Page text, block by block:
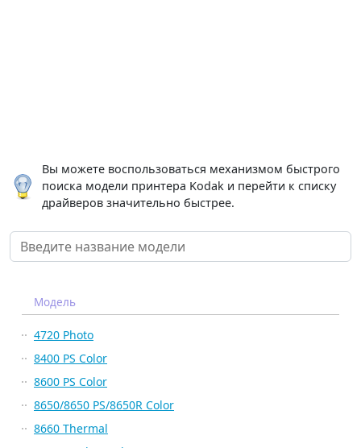
Вы можете воспользоваться механизмом быстрого
поиска модели принтера Kodak и перейти к списку
драйверов значительно быстрее.
Модель
4720 Photo
8400 PS Color
8600 PS Color
8650/8650 PS/8650R Color
8660 Thermal